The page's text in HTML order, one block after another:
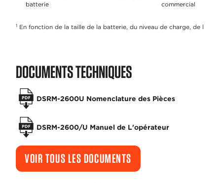
batterie
commercial
1 En fonction de la taille de la batterie, du niveau de charge, de l
DOCUMENTS TECHNIQUES
DSRM-2600U Nomenclature des Pièces
DSRM-2600/U Manuel de L'opérateur
VOIR TOUS LES DOCUMENTS